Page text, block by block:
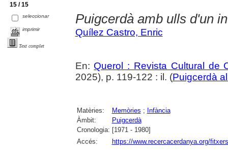
15 / 15
seleccionar
imprimir
Text complet
Puigcerdà amb ulls d'un
Quílez Castro, Enric
En: Querol : Revista Cultural de
2025), p. 119-122 : il. (Puigcerdà
Matèries: Memòries ; Infància
Àmbit:
Puigcerdà
Cronologia: [1971 - 1980]
Accés:
https://www.recercacerdanya.org/